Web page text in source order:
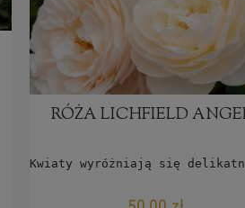
RÓŻA GRÄFIN ELKE
RANTZAU®
Cena regularna:60,00 zł
RÓŻA LICHFIELD
Kwiaty wyróżniają się